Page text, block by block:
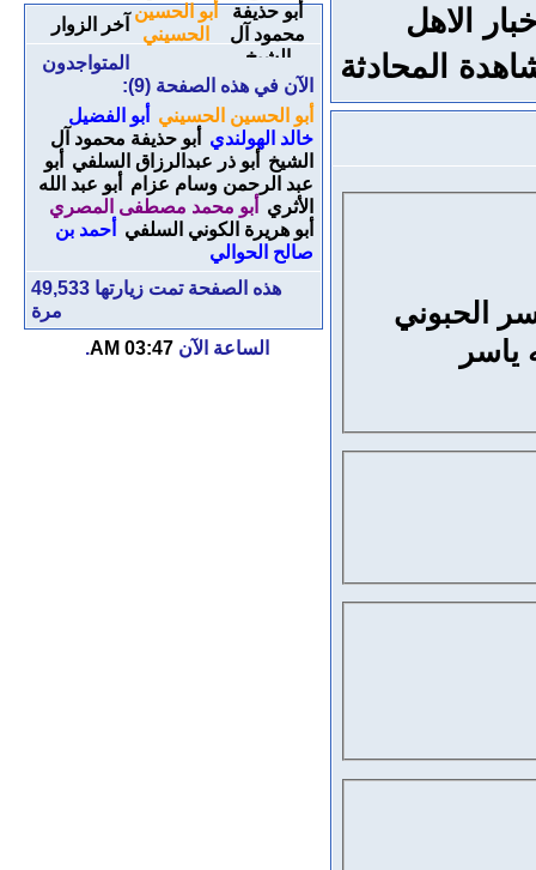
الاهل
المحادثة
الحبوني
ياسر
أبو حذيفة
محمود آل
الشيخ
أبو الحسين
الحسيني
آخر الزوار
المتواجدون
الآن في هذه الصفحة (9):
أبو الحسين الحسيني
أبو الفضيل
خالد الهولندي
أبو حذيفة محمود آل
الشيخ
أبو ذر عبدالرزاق السلفي
أبو
عبد الرحمن وسام عزام
أبو عبد الله
الأثري
أبو محمد مصطفى المصري
أبو هريرة الكوني السلفي
أحمد بن
صالح الحوالي
هذه الصفحة تمت زيارتها 49,533
مرة
الساعة الآن 03:47 AM
.